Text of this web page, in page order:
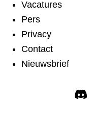
Vacatures
Pers
Privacy
Contact
Nieuwsbrief